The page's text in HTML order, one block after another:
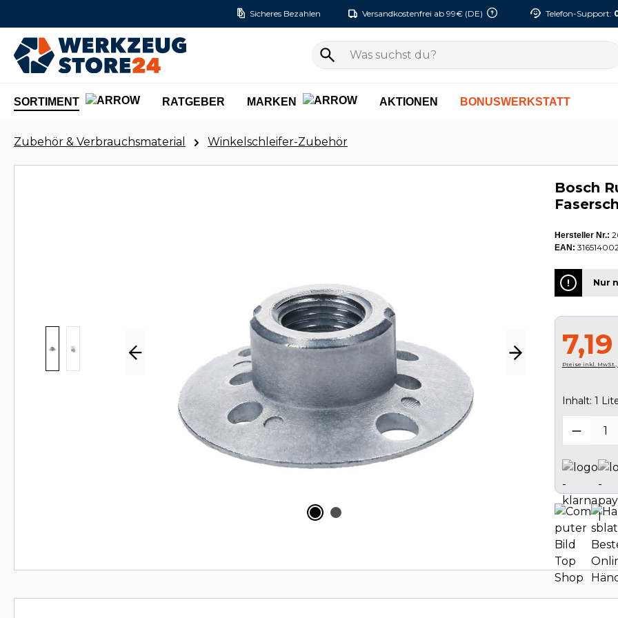
Sicheres Bezahlen Versandkostenfrei ab 99€ (DE) Telefon-Support:
SORTIMENT RATGEBER MARKEN AKTIONEN BONUSWERKSTATT
Zubehör & Verbrauchsmaterial Winkelschleifer-Zubehör
Bosch
Hersteller Nr.:
EAN:
Nur
Preise inkl.
Inhalt: 1